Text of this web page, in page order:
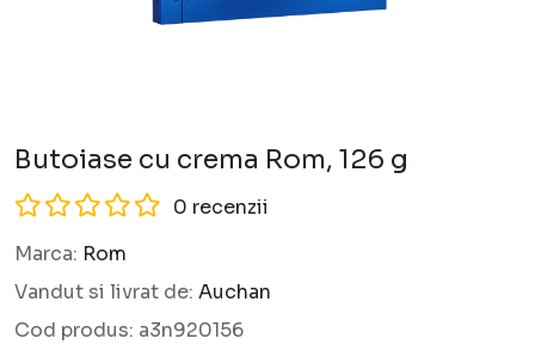
Butoiase cu crema Rom, 126 g
0 recenzii
Marca: Rom
Vandut si livrat de: Auchan
Cod produs: a3n920156